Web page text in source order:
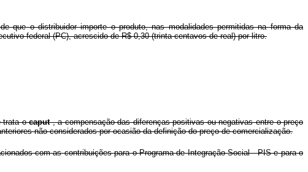
que o distribuidor importe o produto, nas modalidades permitidas na forma da
federal (PC), acrescido de R$ 0,30 (trinta centavos de real) por litro.
trata ocaput, a compensação das diferenças positivas ou negativas entre o preço
não considerados por ocasião da definição do preço de comercialização.
com as contribuições para o Programa de Integração Social - PIS e para o